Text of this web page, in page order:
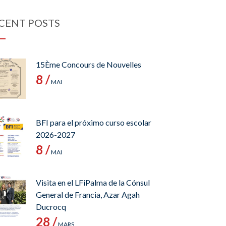
POSTS
15Ème Concours de Nouvelles
8 /MAI
BFI para el próximo curso escolar
2026-2027
8 /MAI
Visita en el LFiPalma de la Cónsul
General de Francia, Azar Agah
Ducrocq
28 /MARS